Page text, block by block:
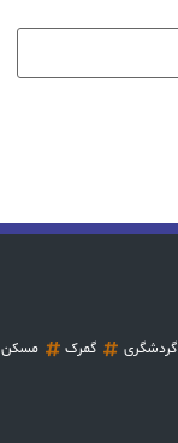
گردشگری گمرک مسکن